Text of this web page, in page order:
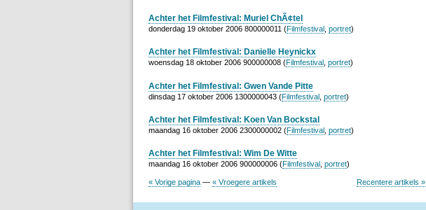
Achter het Filmfestival: Muriel ChÃ¢tel
donderdag 19 oktober 2006 800000011 (Filmfestival portret)
Achter het Filmfestival: Danielle Heynickx
woensdag 18 oktober 2006 900000008 (Filmfestival portret)
Achter het Filmfestival: Gwen Vande Pitte
dinsdag 17 oktober 2006 1300000043 (Filmfestival portret)
Achter het Filmfestival: Koen Van Bockstal
maandag 16 oktober 2006 2300000002 (Filmfestival portret)
Achter het Filmfestival: Wim De Witte
maandag 16 oktober 2006 900000006 (Filmfestival , portret)
« Vorige pagina — « Vroegere artikels Recentere artikels »